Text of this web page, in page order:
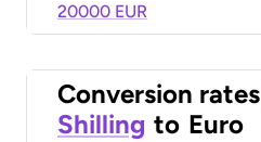
20000 EUR
Conversion rates
Shilling to Euro